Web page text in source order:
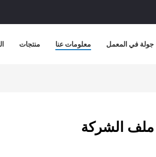
منتجات معلومات عنا جولة في المعمل
ملف الشركة